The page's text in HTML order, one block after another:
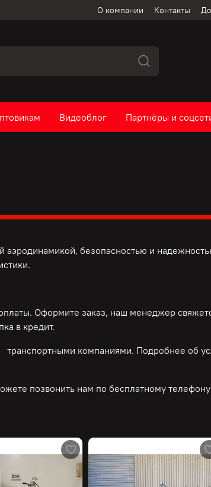
О компании Контакты
Видеоблог Партнёры и
безопасностью и
Оформите заказ, наш менеджер
в кредит.
транспортными компаниями. Подробнее об
позвонить нам по бесплатномутелефону